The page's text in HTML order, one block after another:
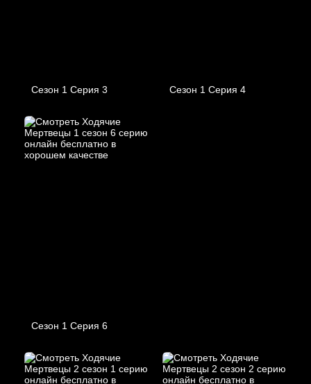
Сезон 1 Серия 3 Сезон 1 Серия 4
Сезон 1 Серия 6